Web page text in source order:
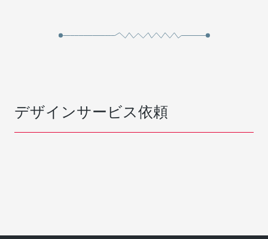
デザインサービス依頼